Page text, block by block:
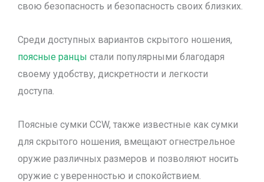
свою безопасность и безопасность своих близких.
Среди доступных вариантов скрытого ношения,
поясные ранцы стали популярными благодаря
своему удобству, дискретности и легкости
доступа.
Поясные сумки CCW, также известные как сумки
для скрытого ношения, вмещают огнестрельное
оружие различных размеров и позволяют носить
оружие с уверенностью и спокойствием.